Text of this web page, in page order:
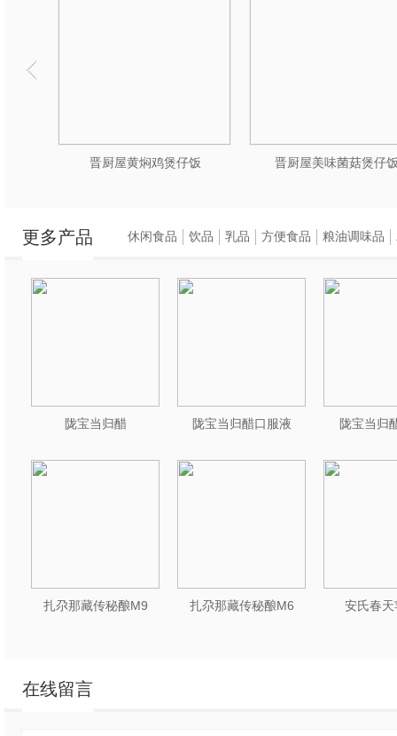
晋厨屋黄焖鸡煲仔饭 晋厨屋美味菌菇煲仔
更多产品
陇宝当归醋 陇宝当归醋口服液 陇宝当归
扎尕那藏传秘酿M9 扎尕那藏传秘酿M6 安氏春天
休闲食品 饮品 乳品 方便食品 粮油调味品
在线留言